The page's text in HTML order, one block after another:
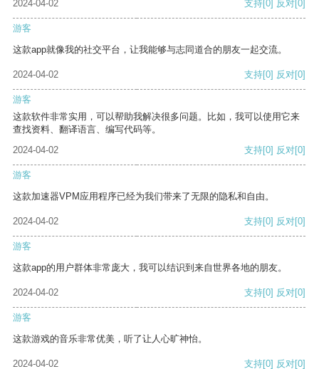
2024-04-02 支持[0] 反对[0]
游客
这款app就像我的社交平台，让我能够与志同道合的朋友一起交流。
2024-04-02 支持[0] 反对[0]
游客
这款软件非常实用，可以帮助我解决很多问题。比如，我可以使用它来
查找资料、翻译语言、编写代码等。
2024-04-02
支持[0] 反对[0]
游客
这款加速器VPM应用程序已经为我们带来了无限的隐私和自由。
2024-04-02 支持[0] 反对[0]
游客
这款app的用户群体非常庞大，我可以结识到来自世界各地的朋友。
2024-04-02 支持[0] 反对[0]
游客
这款游戏的音乐非常优美，听了让人心旷神怡。
2024-04-02 支持[0] 反对[0]